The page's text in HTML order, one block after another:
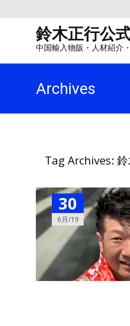
鈴木正行公
中国輸入物販・人材紹介
Archives
Tag Archives:
30
6月/19